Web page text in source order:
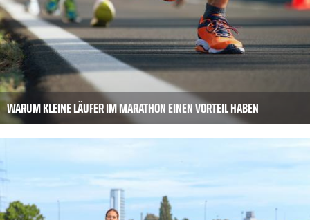
WARUM KLEINE LÄUFER IM MARATHON EINEN VORTEIL HABEN